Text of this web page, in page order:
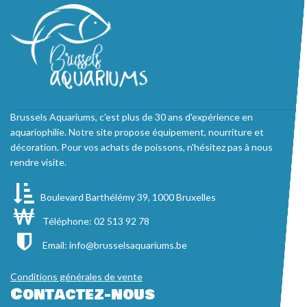
Brussels Aquariums, c'est plus de 30 ans d'expérience en
aquariophilie. Notre site propose équipement, nourriture et
décoration. Pour vos achats de poissons, n'hésitez pas à nous
rendre visite.
Boulevard Barthélémy 39, 1000 Bruxelles
Téléphone: 02 513 92 78
Email: info@brusselsaquariums.be
Conditions générales de vente
Contactez-nous